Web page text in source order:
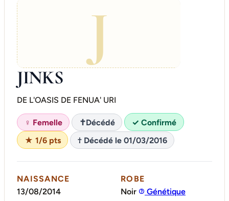
J
JINKS
DE L'OASIS DE FENUA' URI
♀ Femelle ✝Décédé
✓ Confirmé
★ 1/6 pts
† Décédé le 01/03/2016
NAISSANCE
13/08/2014
ROBE
Noir
Génétique